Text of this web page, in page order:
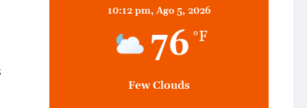
10:12 pm, Ago 5, 2026
76 °F
Few Clouds